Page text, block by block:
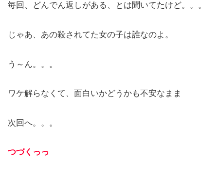
毎回、どんでん返しがある、とは聞いてたけど。。。
じゃあ、あの殺されてた女の子は誰なのよ。
う～ん。。。
ワケ解らなくて、面白いかどうかも不安なまま
次回へ。。。
つづくっっ